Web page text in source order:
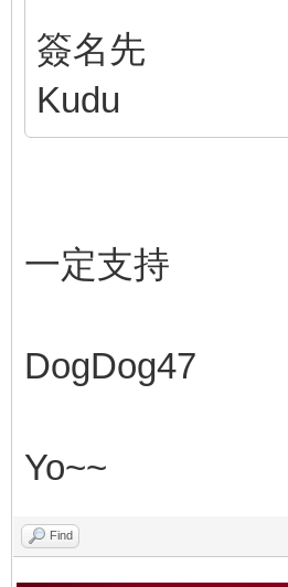
簽名先
Kudu
一定支持
DogDog47
Yo~~
Find